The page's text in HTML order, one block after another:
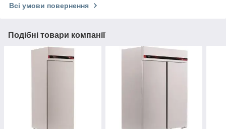
Всі умови повернення
Подібні товари компанії